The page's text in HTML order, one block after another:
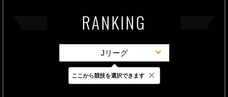
RANKING
Jリーグ
最新 24時間 週間
ここから競技を選択できます ×